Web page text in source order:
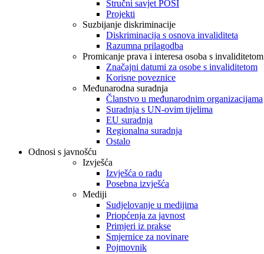
Stručni savjet POSI
Projekti
Suzbijanje diskriminacije
Diskriminacija s osnova invaliditeta
Razumna prilagodba
Promicanje prava i interesa osoba s invaliditetom
Značajni datumi za osobe s invaliditetom
Korisne poveznice
Međunarodna suradnja
Članstvo u međunarodnim organizacijama
Suradnja s UN-ovim tijelima
EU suradnja
Regionalna suradnja
Ostalo
Odnosi s javnošću
Izvješća
Izvješća o radu
Posebna izvješća
Mediji
Sudjelovanje u medijima
Priopćenja za javnost
Primjeri iz prakse
Smjernice za novinare
Pojmovnik